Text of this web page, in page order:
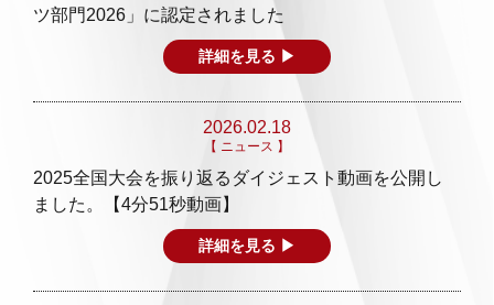
ツ部門2026」に認定されました
詳細を見る ▶
2026.02.18
【 ニュース 】
2025全国大会を振り返るダイジェスト動画を公開し
ました。【4分51秒動画】
詳細を見る ▶